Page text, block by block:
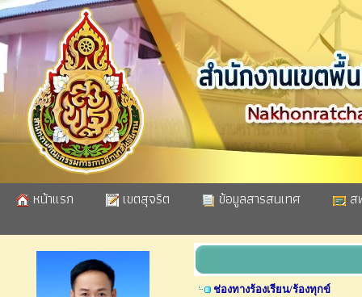
หน้าแรก เขตสุจริต ข้อมูลสารสนเทศ ส
ช่องทางร้องเรียน/ร้องทุกข์